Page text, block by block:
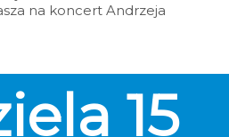
na koncert Andrzeja
Rozpoczęcie
o godz. 20.00 – wstęp
15